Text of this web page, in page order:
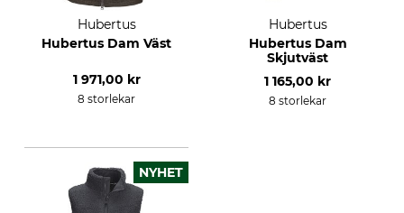
Hubertus
Hubertus Dam Väst
1 971,00 kr
8 storlekar
Hubertus
Hubertus Dam
Skjutväst
1 165,00 kr
8 storlekar
NYHET